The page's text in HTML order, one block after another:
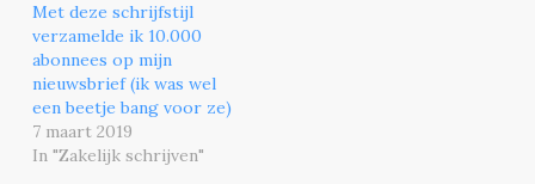
Met deze schrijfstijl
verzamelde ik 10.000
abonnees op mijn
nieuwsbrief (ik was wel
een beetje bang voor ze)
7 maart 2019
In "Zakelijk schrijven"